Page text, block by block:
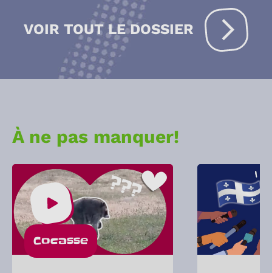
VOIR TOUT LE DOSSIER
À ne pas manquer!
Cocasse